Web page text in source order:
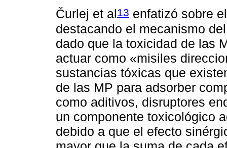
Čurlej et al 13 enfatizó sobre
destacando el mecanismo
dado que la toxicidad de las
actuar como «misiles
sustancias tóxicas que
de las MP para adsorber
como aditivos, disruptores
un componente toxicológico
debido a que el efecto